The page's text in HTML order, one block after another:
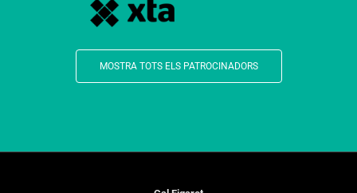
MOSTRA TOTS ELS PATROCINADORS